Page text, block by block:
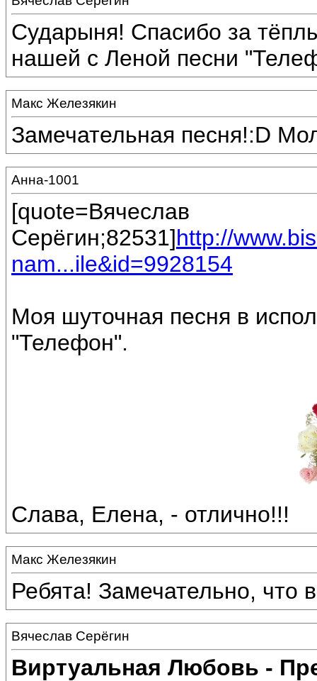
Сударыня! Спасибо за
нашей с Леной песни
Макс Железякин
Замечательная песня!:D
Анна-1001
[quote=Вячеслав
Серёгин;82531]http://
nam...ile&id=9928154
Моя шуточная песня в
"Телефон".
Слава, Елена, - отлично!!!
Макс Железякин
Ребята! Замечательно, что
Вячеслав Серёгин
Виртуальная Любовь -